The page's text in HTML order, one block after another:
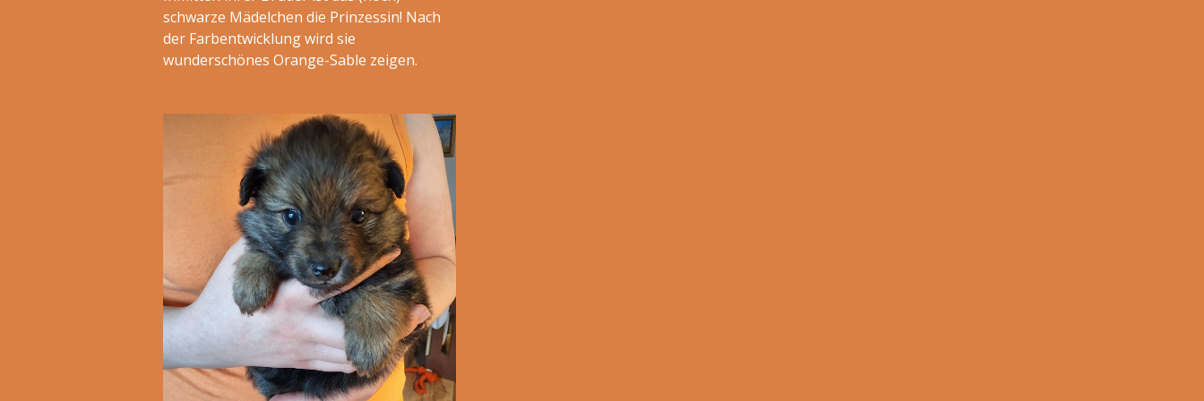
schwarze Mädelchen die Prinzessin! Nach
der Farbentwicklung wird sie
wunderschönes Orange-Sable zeigen.